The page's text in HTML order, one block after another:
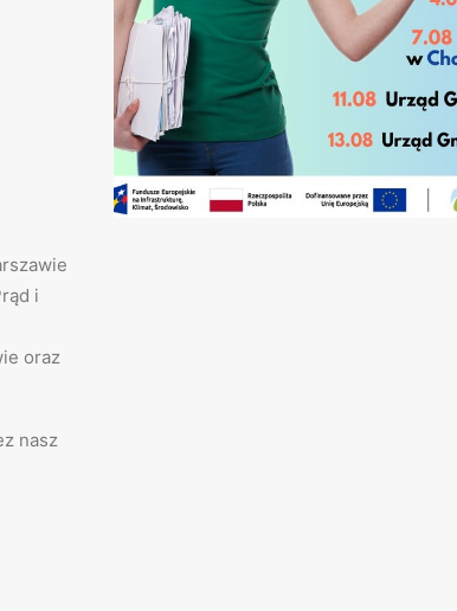
i
oraz
nasz